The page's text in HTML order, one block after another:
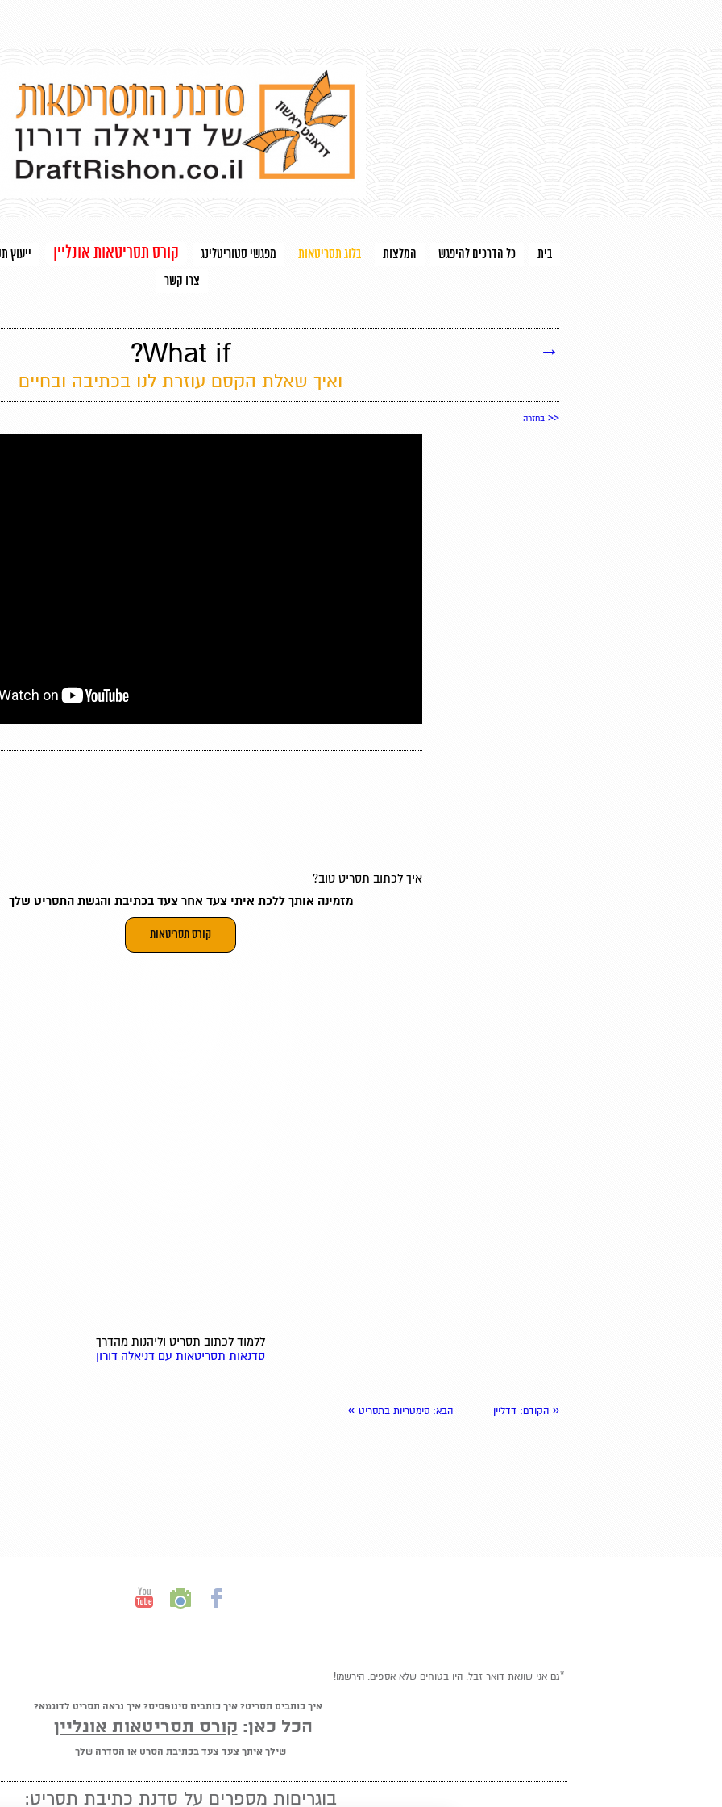
בית כל הדרכים להיפגש המלצות בלוג תסריטאות מפגשי סטוריטלינג קורס תסריטאות אונליין ייעוץ
צרו קשר
What if?
ואיך שאלת הקסם עוזרת לנו בכתיבה ובחיים
→
<< בחזרה
איך לכתוב תסריט טוב?
מזמינה אותך ללכת איתי צעד אחר צעד בכתיבת והגשת התסריט שלך
קורס תסריטאות
ללמוד לכתוב תסריט וליהנות מהדרך
סדנאות תסריטאות עם דניאלה דורון
« הקודם: דדליין הבא: סימטריות בתסריט »
*גם אני שונאת דואר זבל. היו בטוחים שלא אספים. הירשמו!
איך כותבים תסריט? איך כותבים סינופסיס? איך נראה תסריט לדוגמא?
הכל כאן: קורס תסריטאות אונליין
שילך איתך צעד צעד בכתיבת הסרט או הסדרה שלך
בוגריםות מספרים על סדנת כתיבת תסריט: